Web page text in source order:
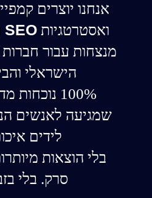
אנחנו יוצרים
ואסטרטגיותSEO וקידום ב AI
מנצחות עבור
הישראלי
100%
שמגיעה לאנשים
לידים
בלי הוצאות
סרק. בלי